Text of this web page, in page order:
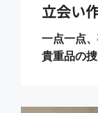
立会い
一点一点
貴重品の捜